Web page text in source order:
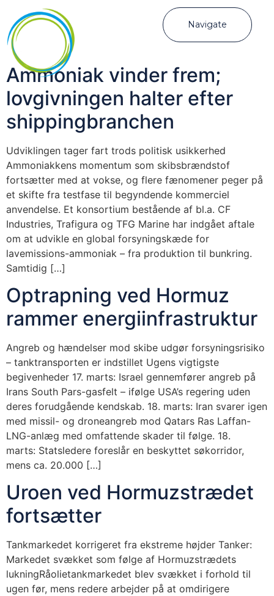
Navigate
Ammoniak vinder frem;
lovgivningen halter efter
shippingbranchen
Udviklingen tager fart trods politisk usikkerhed
Ammoniakkens momentum som skibsbrændstof
fortsætter med at vokse, og flere fænomener peger på
et skifte fra testfase til begyndende kommerciel
anvendelse. Et konsortium bestående af bl.a. CF
Industries, Trafigura og TFG Marine har indgået aftale
om at udvikle en global forsyningskæde for
lavemissions-ammoniak – fra produktion til bunkring.
Samtidig […]
Optrapning ved Hormuz
rammer energiinfrastruktur
Angreb og hændelser mod skibe udgør forsyningsrisiko
– tanktransporten er indstillet Ugens vigtigste
begivenheder 17. marts: Israel gennemfører angreb på
Irans South Pars-gasfelt – ifølge USA’s regering uden
deres forudgående kendskab. 18. marts: Iran svarer igen
med missil- og droneangreb mod Qatars Ras Laffan-
LNG-anlæg med omfattende skader til følge. 18.
marts: Statsledere foreslår en beskyttet søkorridor,
mens ca. 20.000 […]
Uroen ved Hormuzstrædet
fortsætter
Tankmarkedet korrigeret fra ekstreme højder Tanker:
Markedet svækket som følge af Hormuzstrædets
lukningRåolietankmarkedet blev svækket i forhold til
ugen før, mens redere arbejder på at omdirigere